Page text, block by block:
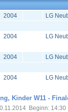
2004 LG
2004 LG
2004 LG
2004 LG
Kinder W11 -
Beginn: 14:30